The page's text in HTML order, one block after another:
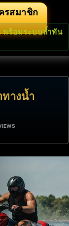
รสมาชิก
พร้อมระบบล้ำทัน
ทางน้ำ